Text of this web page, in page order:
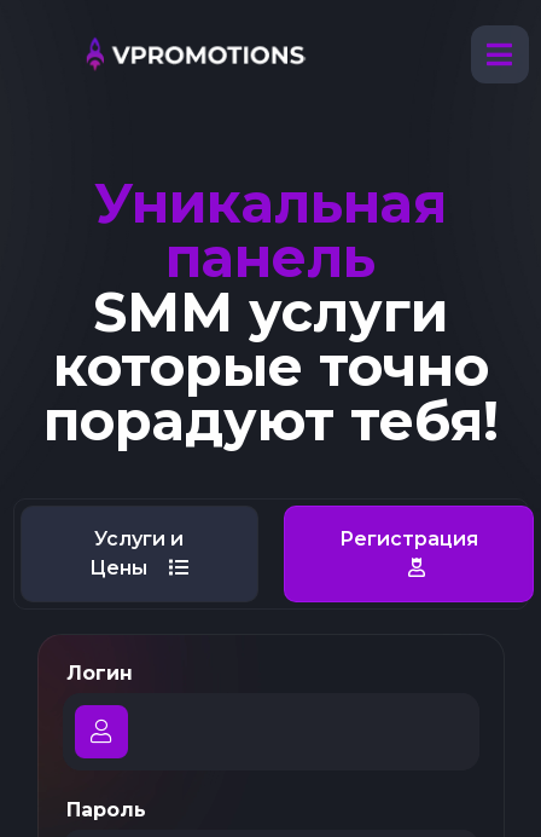
Уникальная
панель
SMM услуги
которые точно
порадуют тебя!
Услуги и
Цены
Регистрация
Логин
Пароль